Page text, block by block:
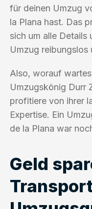
für deinen Umzug
la Plana hast. Das
sich um alle Details
Umzug reibungslos
Also, worauf
Umzugskönig Durr
profitiere von ihrer
Expertise. Ein
de la Plana war
Geld